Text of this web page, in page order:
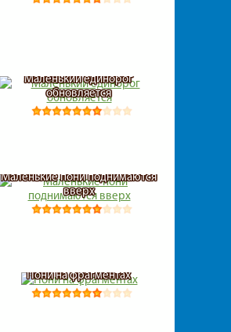
Маленький единорог
обновляется
Маленькие пони поднимаются
вверх
Пони на фрагментах